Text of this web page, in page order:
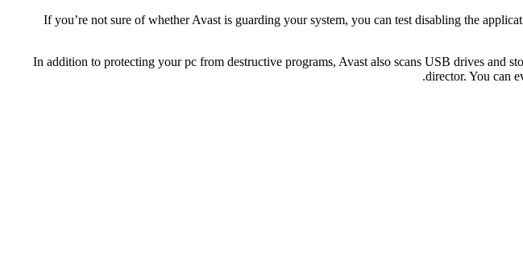
If you’re not sure of whether Avast is guarding your system, you can test disabling the
In addition to protecting your pc from destructive programs, Avast also scans USB drives and
director. You can